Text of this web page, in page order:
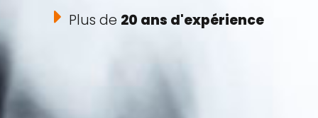
Plus de 20 ans d'expérience